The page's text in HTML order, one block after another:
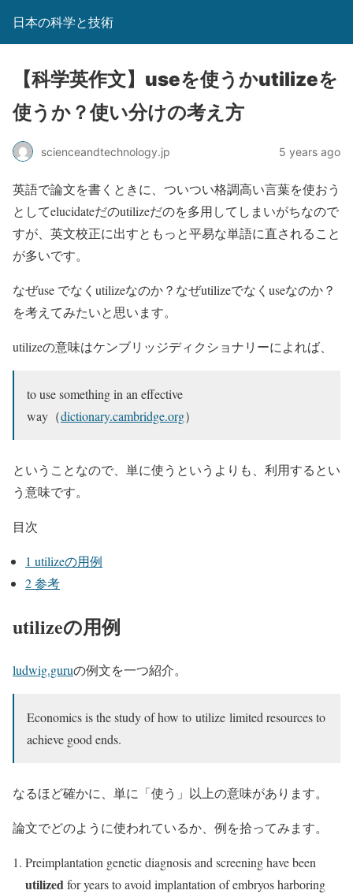
日本の科学と技術
【科学英作文】useを使うかutilizeを
使うか？使い分けの考え方
scienceandtechnology.jp 5 years ago
英語で論文を書くときに、ついつい格調高い言葉を使おう
としてelucidateだのutilizeだのを多用してしまいがちなので
すが、英文校正に出すともっと平易な単語に直されること
が多いです。
なぜuse でなくutilizeなのか？なぜutilizeでなくuseなのか？
を考えてみたいと思います。
utilizeの意味はケンブリッジディクショナリーによれば、
to use something in an effective
way（dictionary.cambridge.org）
ということなので、単に使うというよりも、利用するとい
う意味です。
目次
1 utilizeの用例
2参考
utilizeの用例
ludwig.guruの例文を一つ紹介。
Economics is the study of how to utilize limited resources to
achieve good ends.
なるほど確かに、単に「使う」以上の意味があります。
論文でどのように使われているか、例を拾ってみます。
Preimplantation genetic diagnosis and screening have been
utilizedfor years to avoid implantation of embryos harboring